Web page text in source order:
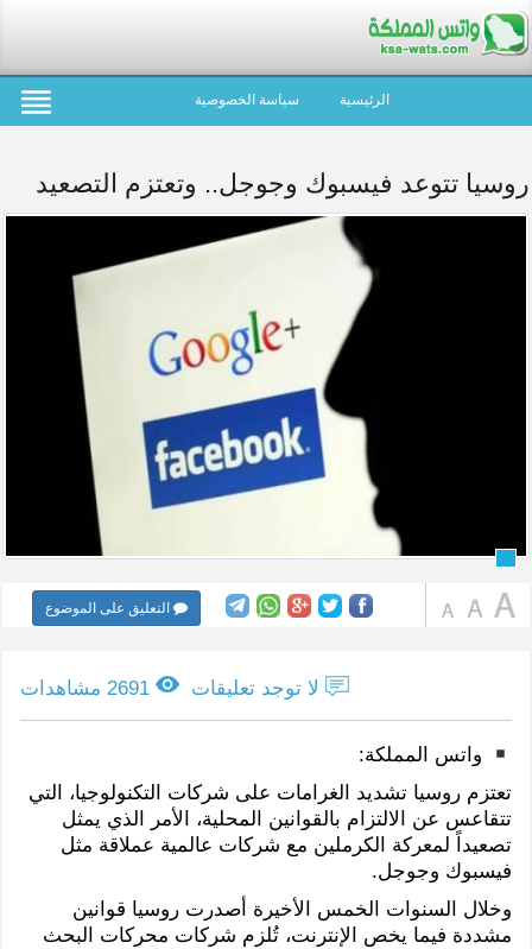
الرئيسية سياسة الخصوصية
روسيا تتوعد فيسبوك وجوجل.. وتعتزم التصعيد
التعليق على الموضوع
لا توجد تعليقات 2691 مشاهدات
واتس المملكة:
تعتزم روسيا تشديد الغرامات على شركات التكنولوجيا، التي
تتقاعس عن الالتزام بالقوانين المحلية، الأمر الذي يمثل
تصعيداً لمعركة الكرملين مع شركات عالمية عملاقة مثل
فيسبوك وجوجل.
وخلال السنوات الخمس الأخيرة أصدرت روسيا قوانين
مشددة فيما يخص الإنترنت، تُلزم شركات محركات البحث